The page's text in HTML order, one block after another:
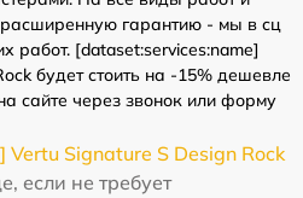
расширенную гарантию - мы в сц
работ. [dataset:services:name]
будет стоить на -15% дешевле
сайте через звонок или форму
Signature S Design Rock
если не требует